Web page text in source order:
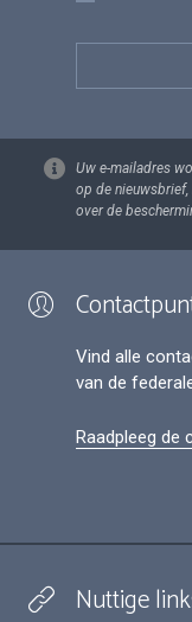
Uw e-mailadres
op de
over de
Vind alle
van de
Raadpleeg de
Nuttige